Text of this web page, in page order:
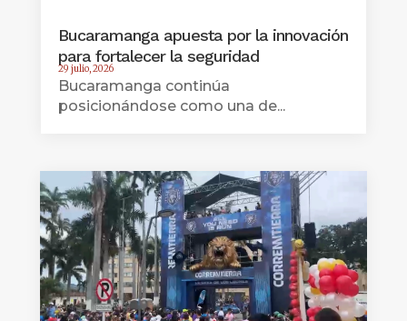
Bucaramanga apuesta por la innovación
para fortalecer la seguridad
29 julio, 2026
Bucaramanga continúa
posicionándose como una de...